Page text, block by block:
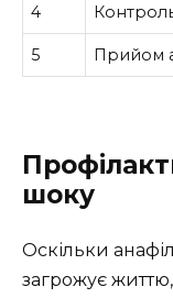
4
5 Прийом
шоку
Оскільки
загрожує